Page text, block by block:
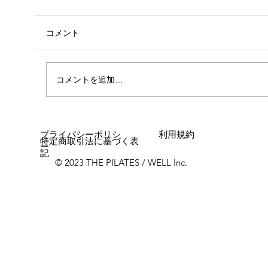
コメント
コメントを追加…
© 2023 THE PILATES / WELL Inc.
プライバシーポリシ
ー
利用規約
特定商取引法に基づく表
記